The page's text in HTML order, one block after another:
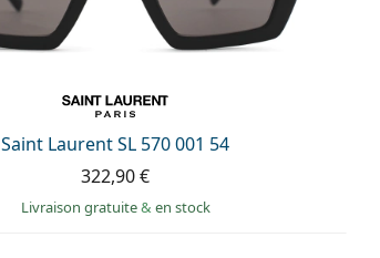
Saint Laurent SL 570 001 54
322,90 €
Livraison gratuite& en stock